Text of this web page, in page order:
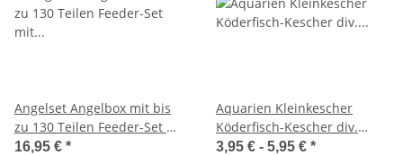
Angelset Angelbox mit bis
zu 130 Teilen Feeder-Set mit
defekter Box
16,95 € *
Aquarien Kleinkescher
Köderfisch-Kescher div.
Größen
3,95 € - 5,95 € *